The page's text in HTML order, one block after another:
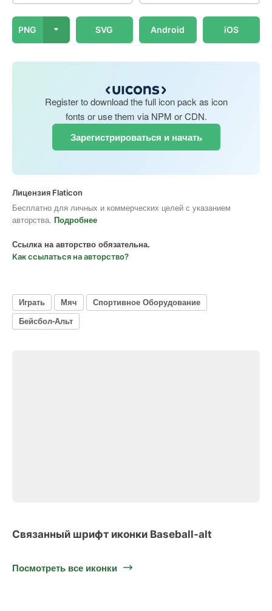
PNG SVG Android iOS
Register to download the full icon pack as icon
fonts or use them via NPM or CDN.
Зарегистрироваться и начать
Лицензия Flaticon
Бесплатно для личных и коммерческих целей с указанием
авторства. Подробнее
Ссылка на авторство обязательна.
Как ссылаться на авторство?
Играть Мяч
Спортивное Оборудование
Бейсбол-Альт
Связанный шрифт иконки Baseball-alt
Посмотреть все иконки